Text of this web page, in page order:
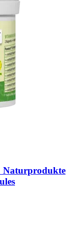
Naturprodukte